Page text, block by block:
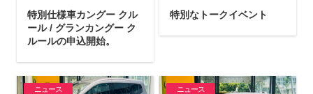
特別仕様車カングー クル
ール / グランカングー ク
ルールの申込開始。
特別なトークイベント
ニュース ニュース